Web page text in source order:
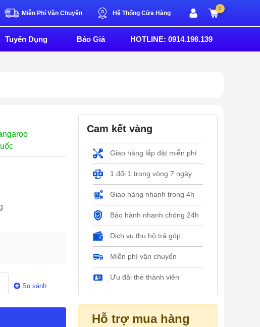
Miễn Phí Vận Chuyển Hệ Thống Cửa Hàng
0
Tuyển Dụng Báo Giá HOTLINE: 0914.196.139
So sánh
Cam kết vàng
Giao hàng lắp đặt miễn phí
1 đổi 1 trong vòng 7 ngày
Giao hàng nhanh trong 4h
Bảo hành nhanh chóng 24h
Dịch vụ thu hộ trả góp
Miễn phí vận chuyển
Ưu đãi thẻ thành viên
Hỗ trợ mua hàng